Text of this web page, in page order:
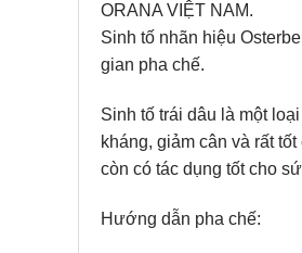
ORANA VIỆT NAM.
Sinh tố nhãn hiệu
gian pha chế.
Sinh tố trái dâu là một
kháng, giảm cân và rất
còn có tác dụng tốt cho
Hướng dẫn pha chế: